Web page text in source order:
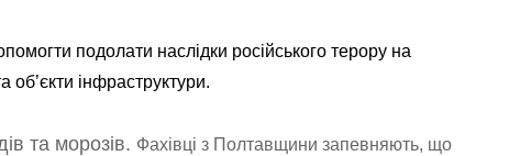
подолати наслідки російського терору на
інфраструктури.
та морозів. Фахівці з Полтавщини запевняють, що